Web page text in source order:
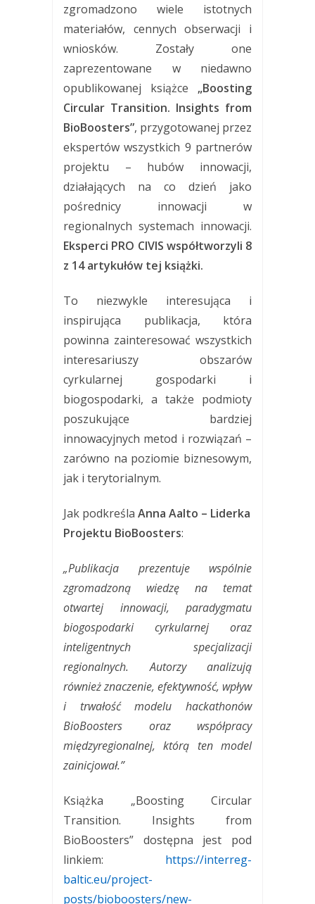
zgromadzono wiele istotnych
materiałów, cennych obserwacji i
wniosków. Zostały one
zaprezentowane w niedawno
opublikowanej książce „Boosting
Circular Transition. Insights from
BioBoosters”, przygotowanej przez
ekspertów wszystkich 9 partnerów
projektu – hubów innowacji,
działających na co dzień jako
pośrednicy innowacji w
regionalnych systemach innowacji.
Eksperci PRO CIVIS współtworzyli 8
z 14 artykułów tej książki.
To niezwykle interesująca i
inspirująca publikacja, która
powinna zainteresować wszystkich
interesariuszy obszarów
cyrkularnej gospodarki i
biogospodarki, a także podmioty
poszukujące bardziej
innowacyjnych metod i rozwiązań –
zarówno na poziomie biznesowym,
jak i terytorialnym.
Jak podkreśla Anna Aalto – Liderka
Projektu BioBoosters:
„Publikacja prezentuje wspólnie
zgromadzoną wiedzę na temat
otwartej innowacji, paradygmatu
biogospodarki cyrkularnej oraz
inteligentnych specjalizacji
regionalnych. Autorzy analizują
również znaczenie, efektywność, wpływ
i trwałość modelu hackathonów
BioBoosters oraz współpracy
międzyregionalnej, którą ten model
zainicjował.”
Książka „Boosting Circular
Transition. Insights from
BioBoosters” dostępna jest pod
linkiem: https://interreg-
baltic.eu/project-
posts/bioboosters/new-